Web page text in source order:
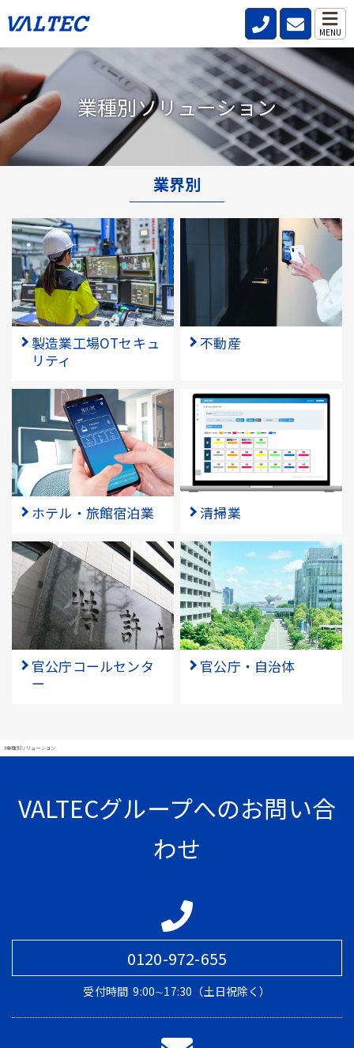
MENU
業種別ソリューション
業界別
製造業工場OTセキュ
リティ
不動産
ホテル・旅館宿泊業 清掃業
官公庁コールセンタ
ー
官公庁・自治体
#業種別ソリューション
VALTECグループへのお問い合
わせ
0120-972-655
受付時間 9:00∼17:30（土日祝除く）